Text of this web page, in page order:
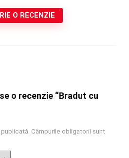
O RECENZIE
o recenzie “Bradut cu
Câmpurile obligatorii sunt